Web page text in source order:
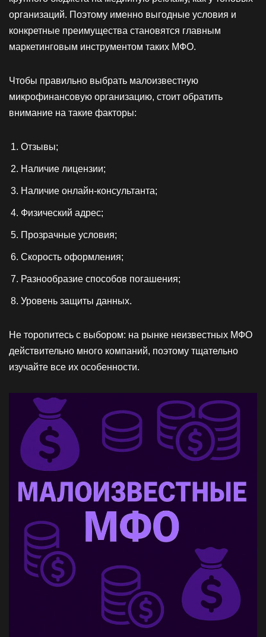
организаций. Поэтому именно выгодные условия и
конкретные преимущества становятся главным
маркетинговым инструментом таких МФО.
Чтобы правильно выбрать малоизвестную
микрофинансовую организацию, стоит обратить
внимание на такие факторы:
Отзывы;
Наличие лицензии;
Наличие онлайн-консультанта;
Физический адрес;
Прозрачные условия;
Скорость оформления;
Разнообразие способов погашения;
Уровень защиты данных.
Не торопитесь с выбором: на рынке неизвестных МФО
действительно много компаний, поэтому тщательно
изучайте все их особенности.